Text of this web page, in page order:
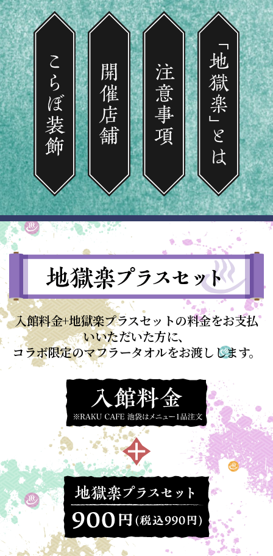
入館料金+地獄楽プラスセットの料金をお支払
いいただいた方に、
コラボ限定のマフラータオルをお渡しします。